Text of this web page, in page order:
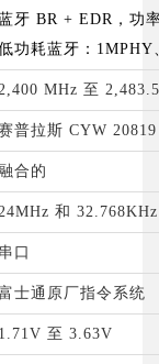
牙 BR + EDR，功
功耗蓝牙：1MPHY
2,400 MHz 至
普拉斯 CYW 20819
合的
24MHz 和
串口
士通原厂指令系统
1.71V 至 3.63V